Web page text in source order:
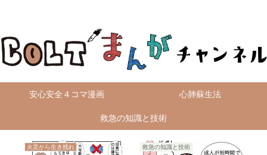
安心安全４コマ漫画 心肺蘇生法
救急の知識と技術
火災から生き残れ 救急の知識と技術